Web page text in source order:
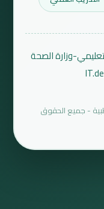
وزارة الصحة
- جميع الحقوق